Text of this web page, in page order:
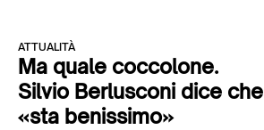
ATTUALITÀ
Ma quale coccolone.
Silvio Berlusconi dice che
«sta benissimo»